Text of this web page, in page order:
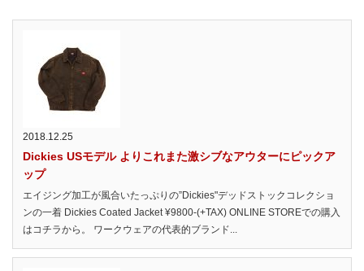
2018.12.25
Dickies USモデル よりこれまた激シブなアウターにピックア
ップ
エイジング加工が風合いたっぷりの”Dickies"デッドストックコレクショ
ンの一着 Dickies Coated Jacket ¥9800-(+TAX) ONLINE STOREでの購入
はコチラから。 ワークウェアの代表的ブランド...